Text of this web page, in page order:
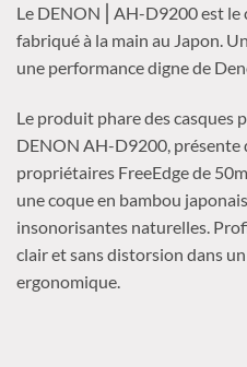
Le DENON⎪AH-D9200 est le
fabriqué à la main au Japon.
une performance digne de
Le produit phare des casques
DENON AH-D9200, présente
propriétaires FreeEdge de
une coque en bambou
insonorisantes naturelles.
clair et sans distorsion dans
ergonomique.